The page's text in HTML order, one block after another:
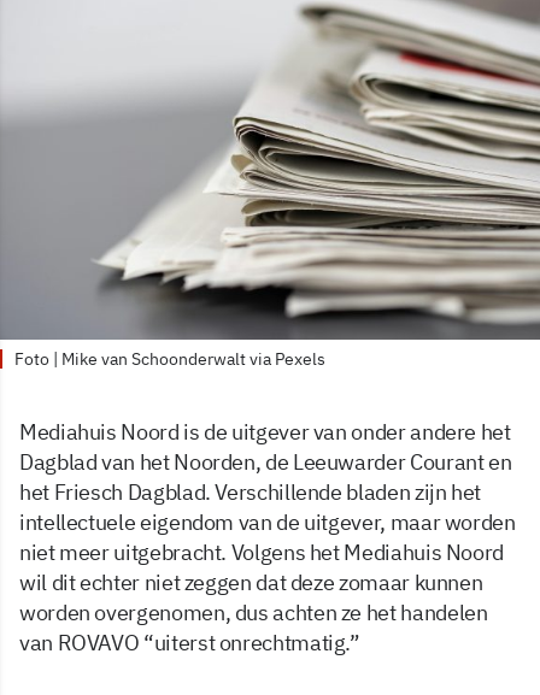
Foto | Mike van Schoonderwalt via Pexels
Mediahuis Noord is de uitgever van onder andere het
Dagblad van het Noorden, de Leeuwarder Courant en
het Friesch Dagblad. Verschillende bladen zijn het
intellectuele eigendom van de uitgever, maar worden
niet meer uitgebracht. Volgens het Mediahuis Noord
wil dit echter niet zeggen dat deze zomaar kunnen
worden overgenomen, dus achten ze het handelen
van ROVAVO “uiterst onrechtmatig.”